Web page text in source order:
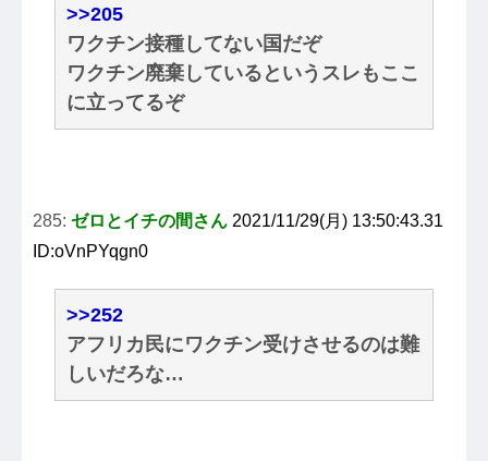
>>205
ワクチン接種してない国だぞ
ワクチン廃棄しているというスレもここ
に立ってるぞ
285: ゼロとイチの間さん 2021/11/29(月) 13:50:43.31
ID:oVnPYqgn0
>>252
アフリカ民にワクチン受けさせるのは難
しいだろな…